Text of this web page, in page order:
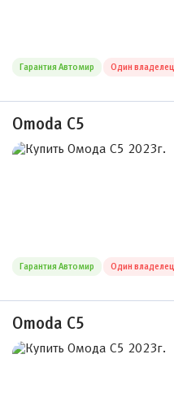
Гарантия Автомир Один владелец
Omoda C5
Гарантия Автомир Один владелец
Omoda C5